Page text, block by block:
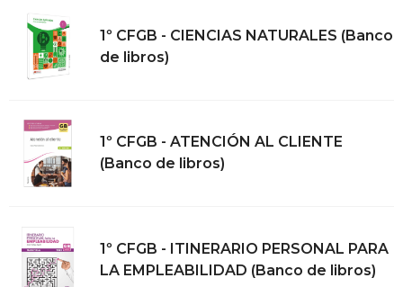
1º CFGB - CIENCIAS NATURALES (Banco
de libros)
1º CFGB - ATENCIÓN AL CLIENTE
(Banco de libros)
1º CFGB - ITINERARIO PERSONAL PARA
LA EMPLEABILIDAD (Banco de libros)